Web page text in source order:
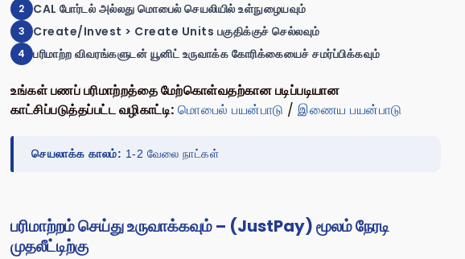
2 CAL போர்டல் அல்லது மொபைல் செயலியில் உள்நுழையவும்
3 Create/Invest > Create Units பகுதிக்குச் செல்லவும்
4 பரிமாற்ற விவரங்களுடன் யூனிட் உருவாக்க கோரிக்கையைச் சமர்ப்பிக்கவும்
உங்கள் பணப் பரிமாற்றத்தை மேற்கொள்வதற்கான படிப்படியான
காட்சிப்படுத்தப்பட்ட வழிகாட்டி: மொபைல் பயன்பாடு /இணைய பயன்பாடு
செயலாக்க காலம்: 1-2 வேலை நாட்கள்
பரிமாற்றம் செய்து உருவாக்கவும் – (JustPay) மூலம் நேரடி
முதலீட்டிற்கு